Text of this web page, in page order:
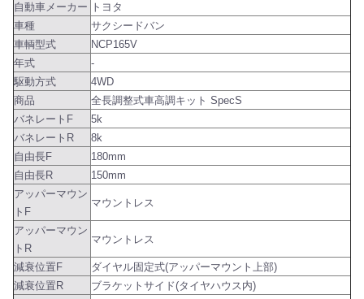
自動車メーカー トヨタ
車種
サクシードバン
車輌型式
NCP165V
年式
-
駆動方式
4WD
商品
全長調整式車高調キット SpecS
バネレートF
5k
バネレートR
8k
自由長F
180mm
自由長R
150mm
アッパーマウン
トF
マウントレス
アッパーマウン
トR
マウントレス
減衰位置F
ダイヤル固定式(アッパーマウント上部)
減衰位置R
ブラケットサイド(タイヤハウス内)